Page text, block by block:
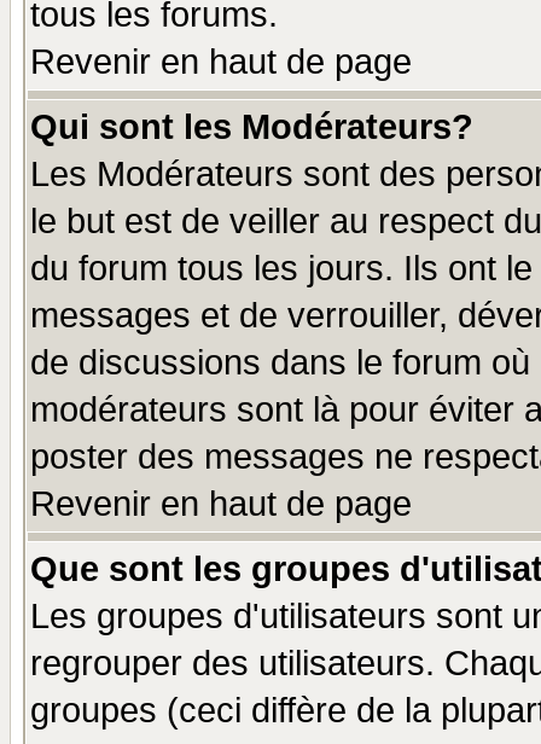
tous les forums.
Revenir en haut de page
Qui sont les Modérateurs?
Les Modérateurs sont des
le but est de veiller au respect
du forum tous les jours. Ils ont
messages et de verrouiller,
de discussions dans le forum
modérateurs sont là pour éviter
poster des messages ne
Revenir en haut de page
Que sont les groupes
Les groupes d'utilisateurs sont
regrouper des utilisateurs.
groupes (ceci diffère de la